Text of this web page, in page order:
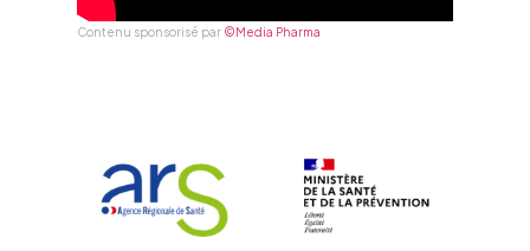
Contenu sponsorisé par ©Media Pharma